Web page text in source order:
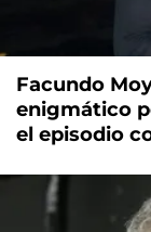
Facundo
enigmático
el episodio